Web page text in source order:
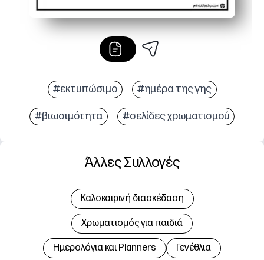
#εκτυπώσιμο #ημέρα της γης
#βιωσιμότητα #σελίδες χρωματισμού
Άλλες Συλλογές
Καλοκαιρινή διασκέδαση
Χρωματισμός για παιδιά
Hμερολόγια και Planners Γενέθλια